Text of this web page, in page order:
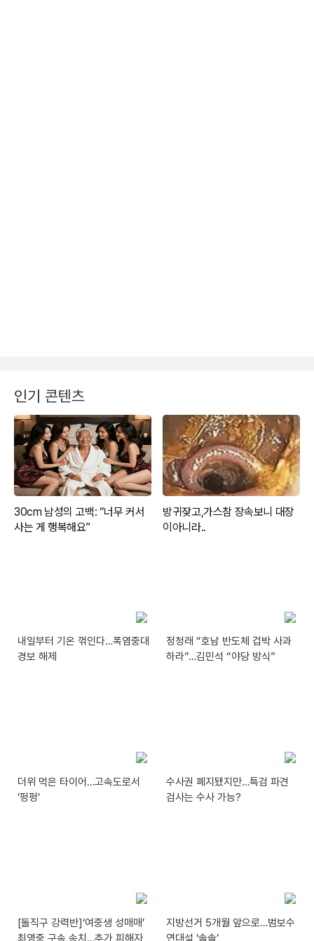
인기 콘텐츠
내일부터 기온 꺾인다…폭염중대
경보 해제
정청래 “호남 반도체 겁박 사과
하라”…김민석 “야당 방식”
더위 먹은 타이어…고속도로서
‘펑펑’
수사권 폐지됐지만…특검 파견
검사는 수사 가능?
[돌직구 강력반]‘여중생 성매매’
최영중 구속 송치…추가 피해자
지방선거 5개월 앞으로…범보수
연대설 ‘솔솔’